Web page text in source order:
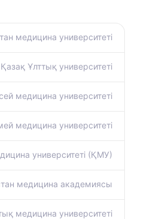
медицина университеті
Ұлттық университеті
медицина университеті
медицина университеті
университеті (ҚМУ)
медицина академиясы
медицина университеті